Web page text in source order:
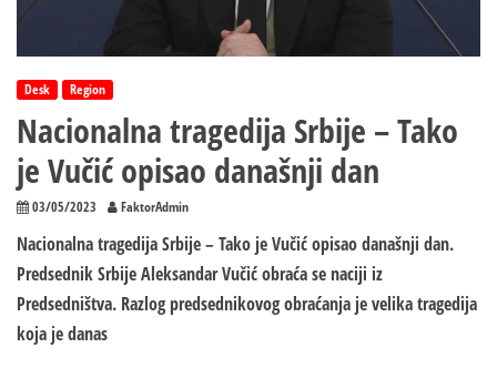
Desk Region
Nacionalna tragedija Srbije – Tako
je Vučić opisao današnji dan
03/05/2023 FaktorAdmin
Nacionalna tragedija Srbije – Tako je Vučić opisao današnji dan.
Predsednik Srbije Aleksandar Vučić obraća se naciji iz
Predsedništva. Razlog predsednikovog obraćanja je velika tragedija
koja je danas